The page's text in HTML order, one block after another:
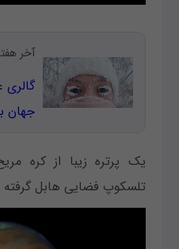
آخر
جهان با
تلسکوپ فضایی هابل